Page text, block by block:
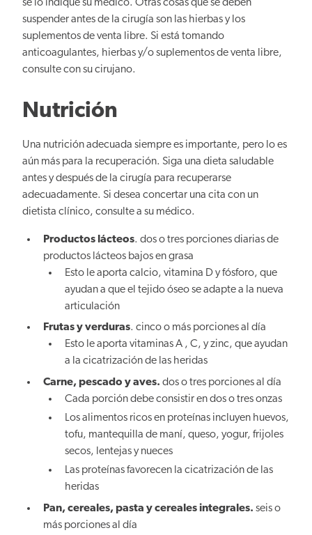
se lo indique su médico. Otras cosas que se deben
suspender antes de la cirugía son las hierbas y los
suplementos de venta libre. Si está tomando
anticoagulantes, hierbas y/o suplementos de venta libre,
consulte con su cirujano.
Nutrición
Una nutrición adecuada siempre es importante, pero lo es
aún más para la recuperación. Siga una dieta saludable
antes y después de la cirugía para recuperarse
adecuadamente. Si desea concertar una cita con un
dietista clínico, consulte a su médico.
Productos lácteos. dos o tres porciones diarias de
productos lácteos bajos en grasa
Esto le aporta calcio, vitamina D y fósforo, que
ayudan a que el tejido óseo se adapte a la nueva
articulación
Frutas y verduras. cinco o más porciones al día
Esto le aporta vitaminas A , C, y zinc, que ayudan
a la cicatrización de las heridas
Carne, pescado y aves. dos o tres porciones al día
Cada porción debe consistir en dos o tres onzas
Los alimentos ricos en proteínas incluyen huevos,
tofu, mantequilla de maní, queso, yogur, frijoles
secos, lentejas y nueces
Las proteínas favorecen la cicatrización de las
heridas
Pan, cereales, pasta y cereales integrales. seis o
más porciones al día